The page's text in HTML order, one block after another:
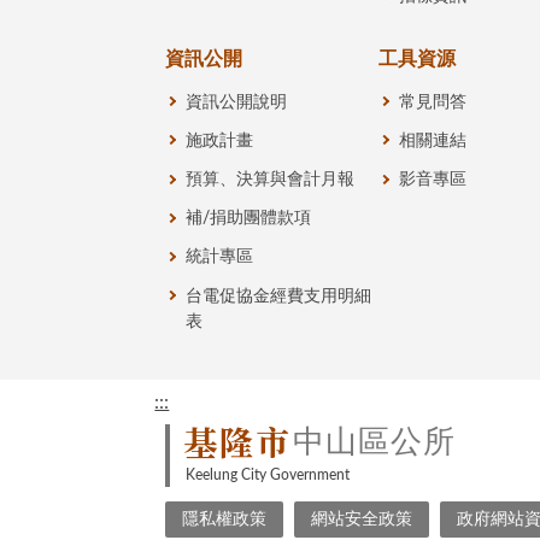
資訊公開
資訊公開說明
施政計畫
預算、決算與會計月報
補/捐助團體款項
統計專區
台電促協金經費支用明細
表
工具資源
常見問答
相關連結
影音專區
:::
基隆市中山區公所
Keelung City Government
隱私權政策 網站安全政策 政府網站